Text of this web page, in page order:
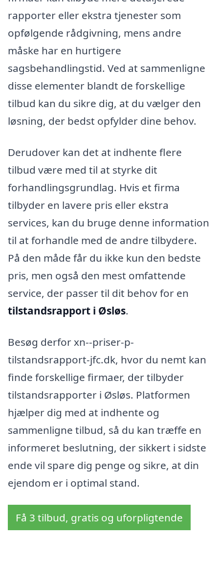
rapporter eller ekstra tjenester som
opfølgende rådgivning, mens andre
måske har en hurtigere
sagsbehandlingstid. Ved at sammenligne
disse elementer blandt de forskellige
tilbud kan du sikre dig, at du vælger den
løsning, der bedst opfylder dine behov.
Derudover kan det at indhente flere
tilbud være med til at styrke dit
forhandlingsgrundlag. Hvis et firma
tilbyder en lavere pris eller ekstra
services, kan du bruge denne information
til at forhandle med de andre tilbydere.
På den måde får du ikke kun den bedste
pris, men også den mest omfattende
service, der passer til dit behov for en
tilstandsrapport i Øsløs.
Besøg derfor xn--priser-p-
tilstandsrapport-jfc.dk, hvor du nemt kan
finde forskellige firmaer, der tilbyder
tilstandsrapporter i Øsløs. Platformen
hjælper dig med at indhente og
sammenligne tilbud, så du kan træffe en
informeret beslutning, der sikkert i sidste
ende vil spare dig penge og sikre, at din
ejendom er i optimal stand.
Få 3 tilbud, gratis og uforpligtende